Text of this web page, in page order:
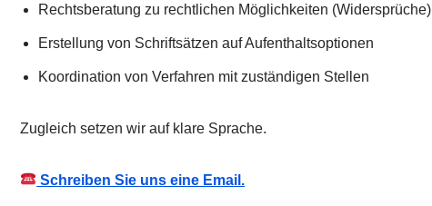
Rechtsberatung zu rechtlichen Möglichkeiten (Widersprüche)
Erstellung von Schriftsätzen auf Aufenthaltsoptionen
Koordination von Verfahren mit zuständigen Stellen
Zugleich setzen wir auf klare Sprache.
Schreiben Sie uns eine Email.